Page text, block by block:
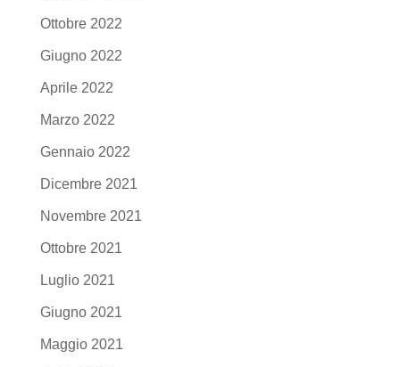
Ottobre 2022
Giugno 2022
Aprile 2022
Marzo 2022
Gennaio 2022
Dicembre 2021
Novembre 2021
Ottobre 2021
Luglio 2021
Giugno 2021
Maggio 2021